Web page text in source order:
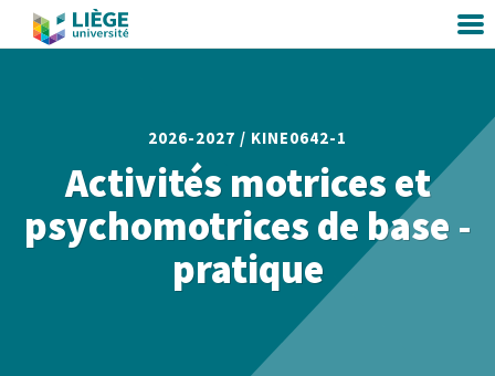
2026-2027 / KINE0642-1
Activités motrices et
psychomotrices de base -
pratique